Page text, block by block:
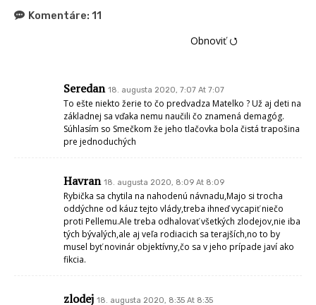
Komentáre: 11
Obnoviť ⭯
Seredan 18. augusta 2020, 7:07 At 7:07
To ešte niekto žerie to čo predvadza Matelko ? Už aj deti na
základnej sa vďaka nemu naučili čo znamená demagóg.
Súhlasím so Smečkom že jeho tlačovka bola čistá trapošina
pre jednoduchých
Havran 18. augusta 2020, 8:09 At 8:09
Rybička sa chytila na nahodenú návnadu,Majo si trocha
oddýchne od káuz tejto vlády,treba ihneď vycapiť niečo
proti Pellemu.Ale treba odhalovať všetkých zlodejov,nie iba
tých bývalých,ale aj veľa rodiacich sa terajších,no to by
musel byť novinár objektívny,čo sa v jeho prípade javí ako
fikcia.
zlodej 18. augusta 2020, 8:35 At 8:35